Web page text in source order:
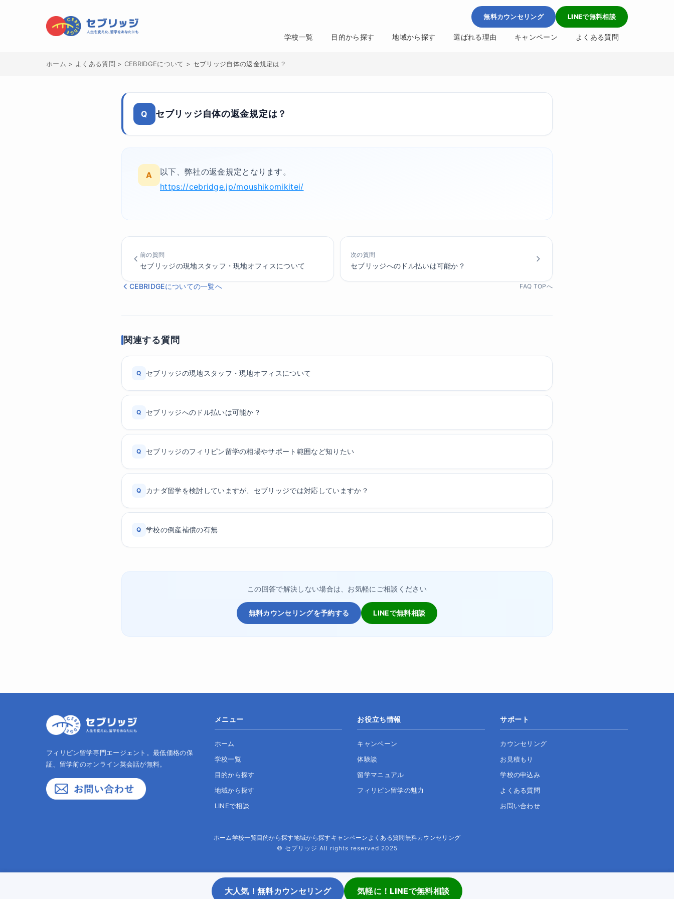
無料カウンセリング LINEで無料相談
学校一覧 目的から探す 地域から探す 選ばれる理由 キャンペーン よくある質問
ホーム > よくある質問 > CEBRIDGEについて > セブリッジ自体の返金規定は？
Q セブリッジ自体の返金規定は？
A
以下、弊社の返金規定となります。
https://cebridge.jp/moushikomikitei/
前の質問
セブリッジの現地スタッフ・現地オフィスについて
次の質問
セブリッジへのドル払いは可能か？
CEBRIDGEについての一覧へ FAQ TOPへ
関連する質問
Q セブリッジの現地スタッフ・現地オフィスについて
Q セブリッジへのドル払いは可能か？
Q セブリッジのフィリピン留学の相場やサポート範囲など知りたい
Q カナダ留学を検討していますが、セブリッジでは対応していますか？
Q 学校の倒産補償の有無
この回答で解決しない場合は、お気軽にご相談ください
無料カウンセリングを予約する LINEで無料相談
フィリピン留学専門エージェント。最低価格の保
証、留学前のオンライン英会話が無料。
メニュー
ホーム
学校一覧
目的から探す
地域から探す
LINEで相談
お役立ち情報
キャンペーン
体験談
留学マニュアル
フィリピン留学の魅力
サポート
カウンセリング
お見積もり
学校の申込み
よくある質問
お問い合わせ
ホーム学校一覧目的から探す地域から探すキャンペーン よくある質問無料カウンセリング
© セブリッジ All rights reserved 2025
大人気！無料カウンセリング 気軽に！LINEで無料相談